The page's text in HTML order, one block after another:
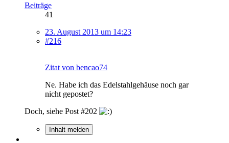
Beiträge
41
23. August 2013 um 14:23
#216
Zitat von bencao74
Ne. Habe ich das Edelstahlgehäuse noch gar
nicht gepostet?
Doch, siehe Post #202
Inhalt melden